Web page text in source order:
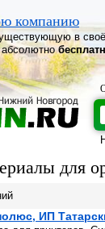
компанию
в своё
абсолютно
для
ИП